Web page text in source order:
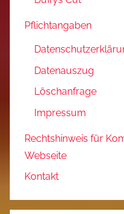
Pflichtangaben
Datenauszug
Löschanfrage
Impressum
Rechtshinweis für
Webseite
Kontakt